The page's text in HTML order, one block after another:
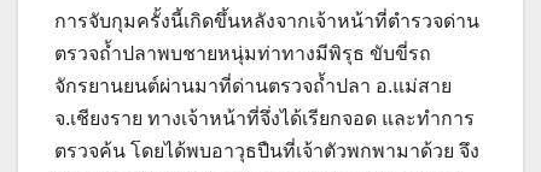
การจับกุมครั้งนี้เกิดขึ้นหลังจากเจ้าหน้าที่ตำรวจด่าน
ตรวจถ้ำปลาพบชายหนุ่มท่าทางมีพิรุธ ขับขี่รถ
จักรยานยนต์ผ่านมาที่ด่านตรวจถ้ำปลา อ.แม่สาย
จ.เชียงราย ทางเจ้าหน้าที่จึ่งได้เรียกจอด และทำการ
ตรวจค้น โดยได้พบอาวุธปืนที่เจ้าตัวพกพามาด้วย จึง